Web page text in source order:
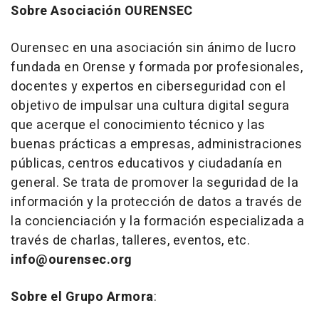
Sobre Asociación OURENSEC
Ourensec en una asociación sin ánimo de lucro
fundada en Orense y formada por profesionales,
docentes y expertos en ciberseguridad con el
objetivo de impulsar una cultura digital segura
que acerque el conocimiento técnico y las
buenas prácticas a empresas, administraciones
públicas, centros educativos y ciudadanía en
general. Se trata de promover la seguridad de la
información y la protección de datos a través de
la concienciación y la formación especializada a
través de charlas, talleres, eventos, etc.
info@ourensec.org
Sobre el Grupo Armora: